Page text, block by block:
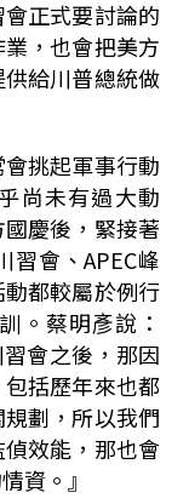
正式要討論的
，也會把美方
給川普總統做
挑起軍事行動
尚未有過大動
慶後，緊接著
習會、APEC峰
都較屬於例行
。蔡明彥說：
會之後，那因
括歷年來也都
劃，所以我們
效能，那也會
資。』